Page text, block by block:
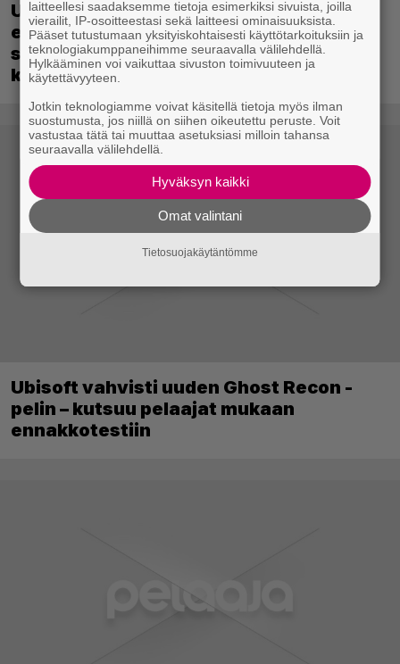
Uutta PS5-pulmahyppelyä kuvaillaan
ensimmäiseksi peliksi, joka on
suunniteltu täysin DualSense-ohjaimen
kosketuslevyn ympärille
Ubisoft vahvisti uuden Ghost Recon -
pelin – kutsuu pelaajat mukaan
ennakkotestiin
laitteellesi saadaksemme tietoja esimerkiksi sivuista, joilla
vierailit, IP-osoitteestasi sekä laitteesi ominaisuuksista.
Pääset tutustumaan yksityiskohtaisesti käyttötarkoituksiin ja
teknologiakumppaneihimme seuraavalla välilehdellä.
Hylkääminen voi vaikuttaa sivuston toimivuuteen ja
käytettävyyteen.
Jotkin teknologiamme voivat käsitellä tietoja myös ilman
suostumusta, jos niillä on siihen oikeutettu peruste. Voit
vastustaa tätä tai muuttaa asetuksiasi milloin tahansa
seuraavalla välilehdellä.
Hyväksyn kaikki
Omat valintani
Tietosuojakäytäntömme